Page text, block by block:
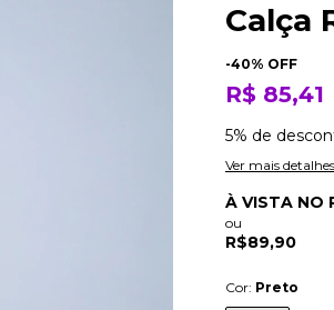
Calça
-40% OFF
R$ 85,41
5% de
Ver mais detalhes
À VISTA NO
ou
R$89,90
Cor: Preto